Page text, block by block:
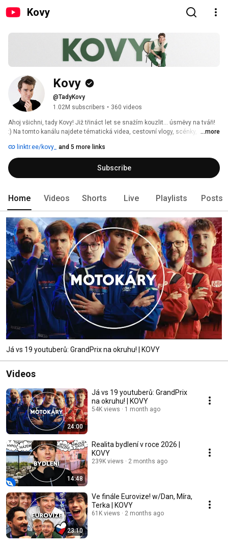
Kovy
Kovy
@TadyKovy
1.02M subscribers • 360 videos
Ahoj všichni, tady Kovy! Již třináct let se snažím kouzlit... úsměvy na tváři!
:) Na tomto kanálu najdete tématická videa, cestovní vlogy, scénky,
starší tvorbou (parodie, hry). Enjoy!
...more
linktr.ee/kovy_ and 5 more links
Subscribe
Home Videos Shorts Live Playlists Posts
Já vs 19 youtuberů: GrandPrix na okruhu! | KOVY
Videos
24:00
Já vs 19 youtuberů: GrandPrix
na okruhu! | KOVY
54K views 1 month ago
14:48
Realita bydlení v roce 2026 |
KOVY
239K views 2 months ago
23:10
Ve finále Eurovize! w/Dan, Míra,
Terka | KOVY
61K views 2 months ago